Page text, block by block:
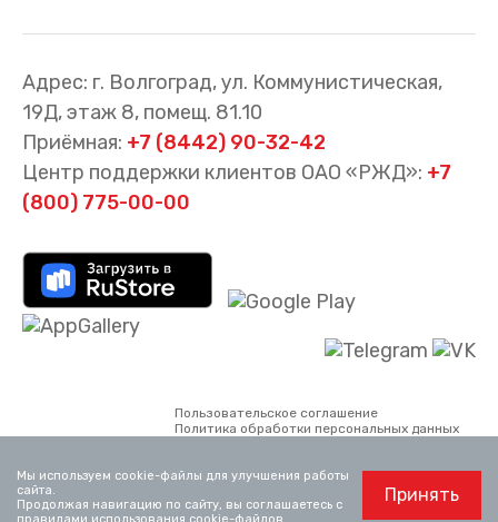
Адрес: г. Волгоград, ул. Коммунистическая,
19Д, этаж 8, помещ. 81.10
Приёмная: +7 (8442) 90-32-42
Центр поддержки клиентов ОАО «РЖД»: +7
(800) 775-00-00
Пользовательское соглашение
Политика обработки персональных данных
«Волгоградтранспригород». Использование
материалов, опубликованных на сайте,
возможно только со ссылкой на сайт.
Официальный сайт ОАО «РЖД»
Мы используем cookie-файлы для улучшения работы
сайта.
Продолжая навигацию по сайту, вы соглашаетесь с
Принять